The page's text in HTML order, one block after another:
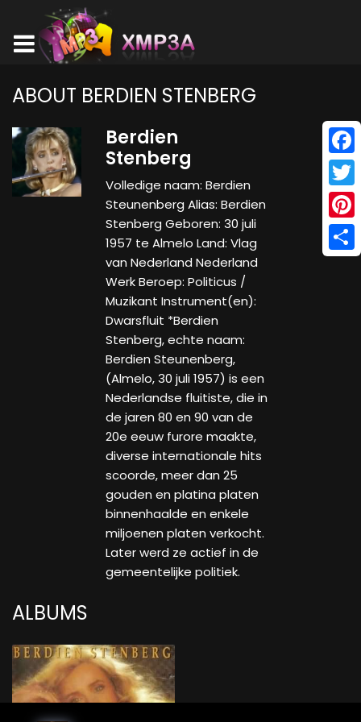
ABOUT BERDIEN STENBERG
Berdien
Stenberg
Volledige naam: Berdien
Steunenberg Alias: Berdien
Stenberg Geboren: 30 juli
1957 te Almelo Land: Vlag
van Nederland Nederland
Werk Beroep: Politicus /
Muzikant Instrument(en):
Dwarsfluit *Berdien
Stenberg, echte naam:
Berdien Steunenberg,
(Almelo, 30 juli 1957) is een
Nederlandse fluitiste, die in
de jaren 80 en 90 van de
20e eeuw furore maakte,
diverse internationale hits
scoorde, meer dan 25
gouden en platina platen
binnenhaalde en enkele
miljoenen platen verkocht.
Later werd ze actief in de
gemeentelijke politiek.
ALBUMS